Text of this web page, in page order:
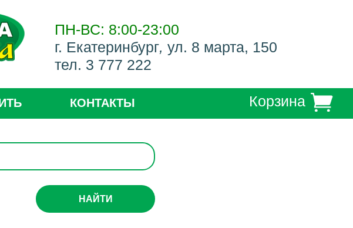
ПН-ВС: 8:00-23:00
г. Екатеринбург, ул. 8 марта, 150
тел. 3 777 222
КОНТАКТЫ Корзина
НАЙТИ